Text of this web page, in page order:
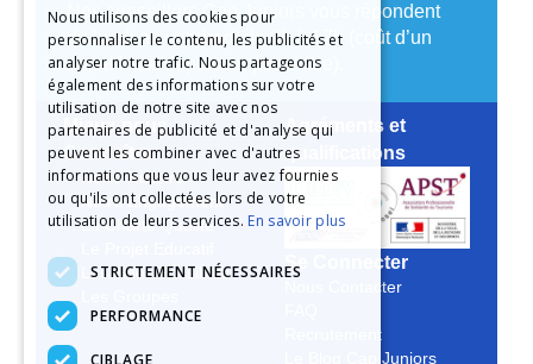
Nos conseillers Cap Juniors vous répondent
du lundi au vendredi de 9h à 17h (coût d’un
appel local depuis un poste fixe).
Mieux nous
Connaître
Notre Histoire
Notre Engagement
La Charte Qualité
Les Aides Possibles
Agréments et
qualifications
Se Connecter
Nous Contacter
Recrutement
Le Blog Cap Juniors
Nous utilisons des cookies pour
personnaliser le contenu, les publicités et
analyser notre trafic. Nous partageons
également des informations sur votre
utilisation de notre site avec nos
partenaires de publicité et d'analyse qui
peuvent les combiner avec d'autres
informations que vous leur avez fournies
ou qu'ils ont collectées lors de votre
utilisation de leurs services. En savoir plus
STRICTEMENT NÉCESSAIRES
PERFORMANCE
CIBLAGE